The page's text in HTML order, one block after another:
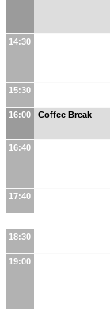
14:30
15:30
16:00 Coffee Break
16:40
17:40
18:30
19:00